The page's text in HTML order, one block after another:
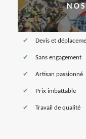
Devis et
Sans engagement
Artisan passionné
Prix imbattable
Travail de qualité